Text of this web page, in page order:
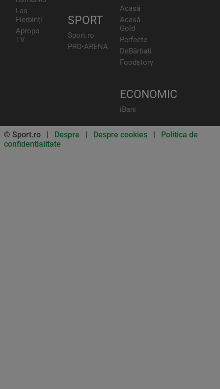
Las
Fierbinți
Apropo
TV
SPORT
Sport.ro
PRO•ARENA
Acasă
Acasă
Gold
Perfecte
DeBărbați
Foodstory
ECONOMIC
iBani
© Sport.ro | Despre | Despre cookies | Politica de
confidentialitate